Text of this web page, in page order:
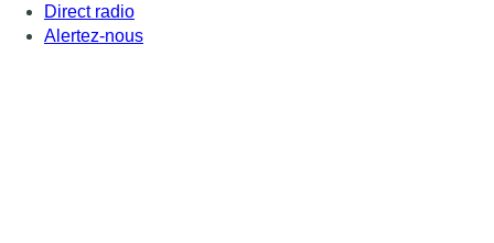
Direct radio
Alertez-nous